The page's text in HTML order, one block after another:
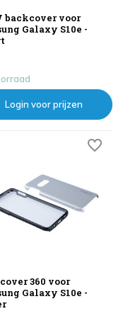
backcover voor
Galaxy S10e -
Login voor prijzen
360 voor
Galaxy S10e -